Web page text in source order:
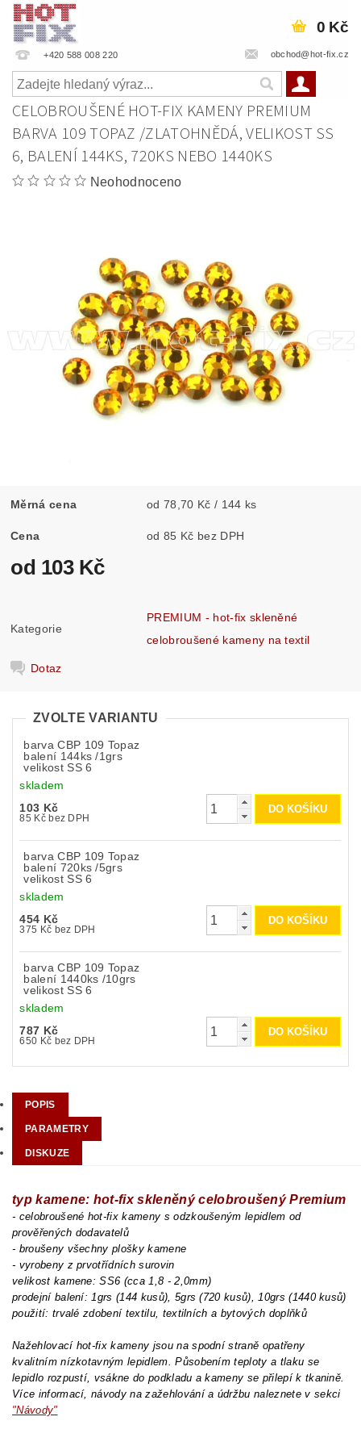
+420 588 008 220 obchod@hot-fix.cz
0 Kč
CELOBROUŠENÉ HOT-FIX KAMENY PREMIUM
BARVA 109 TOPAZ /ZLATOHNĚDÁ, VELIKOST SS
6, BALENÍ 144KS, 720KS NEBO 1440KS
Neohodnoceno
Měrná cena od 78,70 Kč / 144 ks
Cena od 85 Kč bez DPH
od 103 Kč
Kategorie
PREMIUM - hot-fix skleněné
celobroušené kameny na textil
Dotaz
ZVOLTE VARIANTU
barva CBP 109 Topaz
balení 144ks /1grs
velikost SS 6
skladem
103 Kč
85 Kč bez DPH
barva CBP 109 Topaz
balení 720ks /5grs
velikost SS 6
skladem
454 Kč
375 Kč bez DPH
barva CBP 109 Topaz
balení 1440ks /10grs
velikost SS 6
skladem
787 Kč
650 Kč bez DPH
POPIS
PARAMETRY
DISKUZE
typ kamene: hot-fix skleněný celobroušený Premium
- celobroušené hot-fix kameny s odzkoušeným lepidlem od
prověřených dodavatelů
- broušeny všechny plošky kamene
- vyrobeny z prvotřídních surovin
velikost kamene: SS6 (cca 1,8 - 2,0mm)
prodejní balení: 1grs (144 kusů), 5grs (720 kusů), 10grs (1440 kusů)
použití: trvalé zdobení textilu, textilních a bytových doplňků
Nažehlovací hot-fix kameny jsou na spodní straně opatřeny
kvalitním nízkotavným lepidlem. Působením teploty a tlaku se
lepidlo rozpustí, vsákne do podkladu a kameny se přilepí k tkanině.
Více informací, návody na zažehlování a údržbu naleznete v sekci
"Návody"